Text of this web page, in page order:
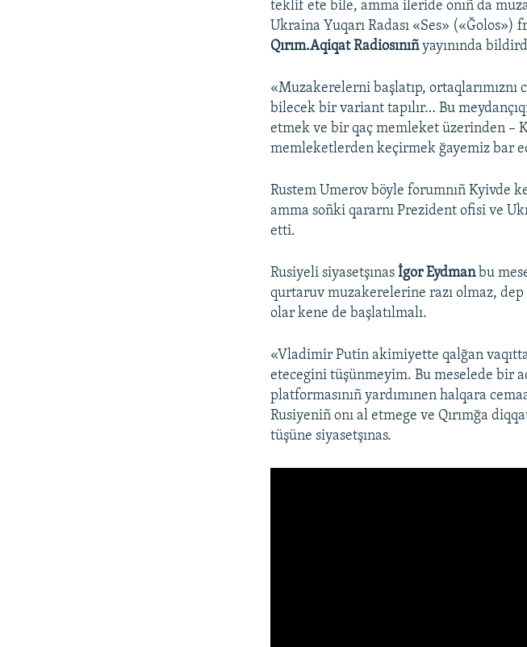
teklif ete bile, amma ileride onıñ da
Ukraina Yuqarı Radası «Ses» («Ğolos»)
Qırım.Aqiqat Radiosınıñyayınında
«Muzakerelerni başlatıp,
bilecek bir variant tapılır… Bu
etmek ve bir qaç memleket üzerinden –
memleketlerden keçirmek ğayemiz bar
Rustem Umerov böyle forumnıñ Kyivde
amma soñki qararnı Prezident ofisi ve
etti.
Rusiyeli siyasetşınasİgor Eydmanbu
qurtaruv muzakerelerine razı olmaz,
olar kene de başlatılmalı.
«Vladimir Putin akimiyette qalğan
etecegini tüşünmeyim. Bu meselede bir
platformasınıñ yardımınen halqara
Rusiyeniñ onı al etmege ve Qırımğa
tüşüne siyasetşınas.